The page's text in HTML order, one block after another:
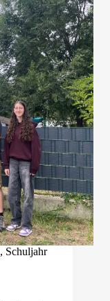
, Schuljahr